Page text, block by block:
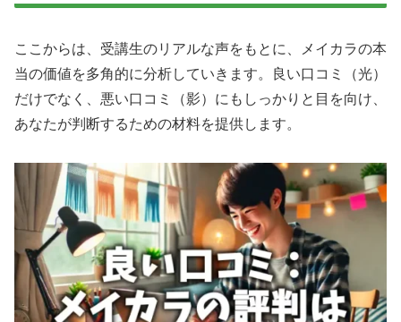
ここからは、受講生のリアルな声をもとに、メイカラの本
当の価値を多角的に分析していきます。良い口コミ（光）
だけでなく、悪い口コミ（影）にもしっかりと目を向け、
あなたが判断するための材料を提供します。